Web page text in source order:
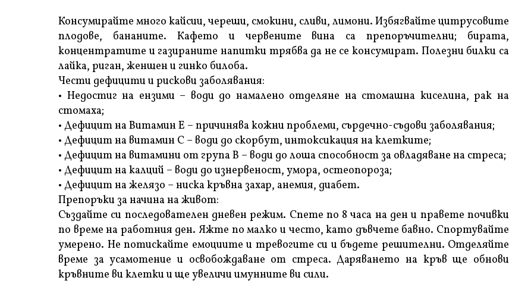
Консумирайте много кайсии, череши, смокини, сливи, лимони. Избягвайте цитрусовите
плодове, бананите. Кафето и червените вина са препоръчителни; бирата,
концентратите и газираните напитки трябва да не се консумират. Полезни билки са
лайка, риган, женшен и гинко билоба.
Чести дефицити и рискови заболявания:
• Недостиг на ензими – води до намалено отделяне на стомашна киселина, рак на
стомаха;
• Дефицит на Витамин Е – причинява кожни проблеми, сърдечно-съдови заболявания;
• Дефицит на витамин С – води до скорбут, интоксикация на клетките;
• Дефицит на витамини от група В – води до лоша способност за овладяване на стреса;
• Дефицит на калций – води до изнервеност, умора, остеопороза;
• Дефицит на желязо – ниска кръвна захар, анемия, диабет.
Препоръки за начина на живот:
Създайте си последователен дневен режим. Спете по 8 часа на ден и правете почивки
по време на работния ден. Яжте по малко и често, като дъвчете бавно. Спортувайте
умерено. Не потискайте емоциите и тревогите си и бъдете решителни. Отделяйте
време за усамотение и освобождаване от стреса. Даряването на кръв ще обнови
кръвните ви клетки и ще увеличи имунните ви сили.